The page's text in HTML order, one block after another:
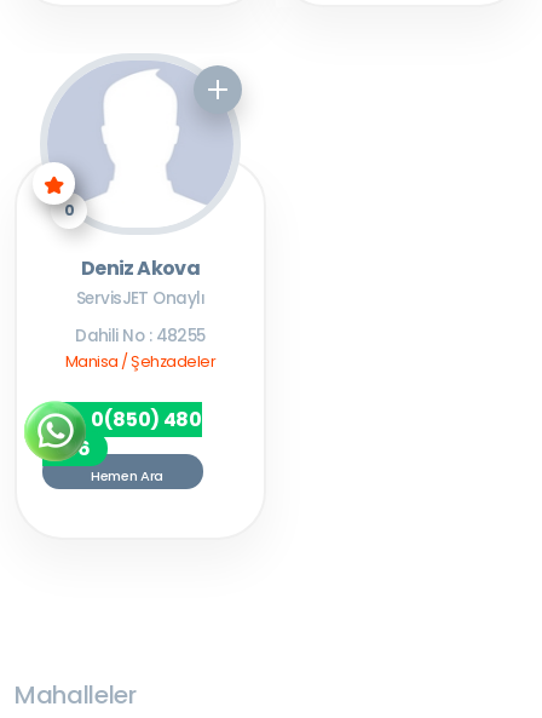
0
Deniz Akova
ServisJET Onaylı
Dahili No : 48255
Manisa / Şehzadeler
0(850) 480
7256
Hemen Ara
Mahalleler